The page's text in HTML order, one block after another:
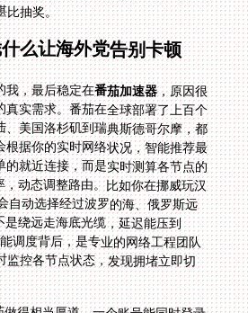
比抽奖。
么让海外党告别卡顿
我，最后稳定在番茄加速器，原因很
简单：它懂海外党的真实需求。番茄在全球部署了上百个
节点，从挪威奥斯陆、美国洛杉矶到瑞典斯德哥尔摩，都
有专属入口。系统会根据你的实时网络状况，智能推荐最
优线路。这不是简单的就近连接，而是实时测算各节点的
负载、延迟、丢包率，动态调整路由。比如你在挪威玩汉
风幻想三国OL，它会自动选择经过波罗的海、俄罗斯远
东的陆缆线路，而不是绕远走海底光缆，延迟能压到
80ms以内。这种智能调度背后，是专业的网络工程团队
在维护，他们24小时监控各节点状态，发现拥堵立即切